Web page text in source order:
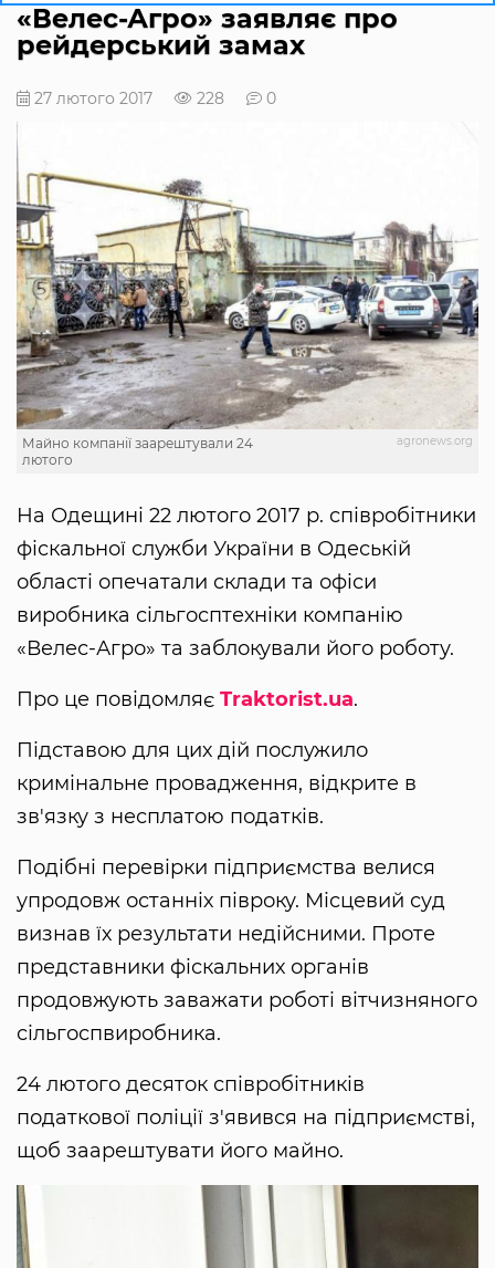
«Велес-Агро» заявляє про
рейдерський замах
27 лютого 2017 228 0
agronews.org
Майно компанії заарештували 24
лютого
На Одещині 22 лютого 2017 р. співробітники
фіскальної служби України в Одеській
області опечатали склади та офіси
виробника сільгосптехніки компанію
«Велес-Агро» та заблокували його роботу.
Про це повідомляє Traktorist.ua.
Підставою для цих дій послужило
кримінальне провадження, відкрите в
зв'язку з несплатою податків.
Подібні перевірки підприємства велися
упродовж останніх півроку. Місцевий суд
визнав їх результати недійсними. Проте
представники фіскальних органів
продовжують заважати роботі вітчизняного
сільгоспвиробника.
24 лютого десяток співробітників
податкової поліції з'явився на підприємстві,
щоб заарештувати його майно.